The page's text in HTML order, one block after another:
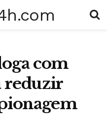
com
reduzir